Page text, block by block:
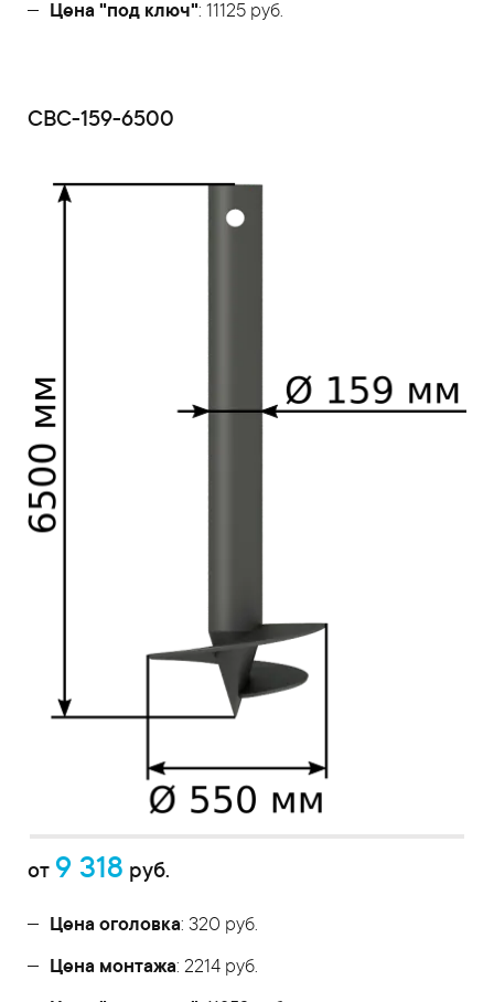
Цена "под ключ": 11125 руб.
СВС-159-6500
от 9 318 руб.
Цена оголовка: 320 руб.
Цена монтажа: 2214 руб.